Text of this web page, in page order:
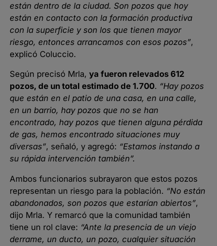
están dentro de la ciudad. Son pozos que hoy
están en contacto con la formación productiva
con la superficie y son los que tienen mayor
riesgo, entonces arrancamos con esos pozos”,
explicó Coluccio.
Según precisó Mrla, ya fueron relevados 612
pozos, de un total estimado de 1.700. “Hay pozos
que están en el patio de una casa, en una calle,
en un barrio, hay pozos que no se han
encontrado, hay pozos que tienen alguna pérdida
de gas, hemos encontrado situaciones muy
diversas”, señaló, y agregó: “Estamos instando a
su rápida intervención también”.
Ambos funcionarios subrayaron que estos pozos
representan un riesgo para la población. “No están
abandonados, son pozos que estarían abiertos”,
dijo Mrla. Y remarcó que la comunidad también
tiene un rol clave: “Ante la presencia de un viejo
derrame, un ducto, un pozo, cualquier situación